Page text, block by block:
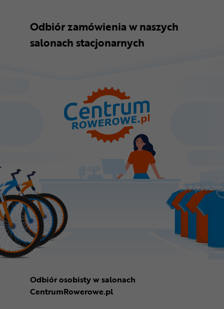
Odbiór zamówienia w naszych
salonach stacjonarnych
Odbiór osobisty w salonach
CentrumRowerowe.pl